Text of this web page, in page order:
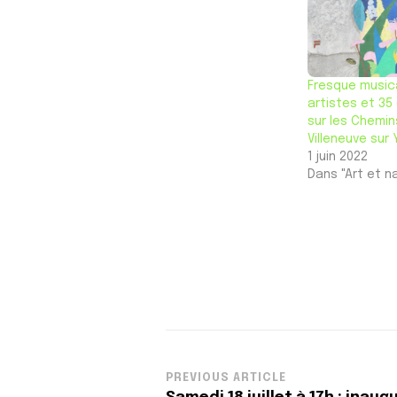
Fresque
artistes et 35
sur les
Villeneuve sur
1 juin 2022
Dans "Art et
Post
PREVIOUS ARTICLE